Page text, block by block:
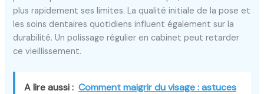
plus rapidement ses limites. La qualité initiale de la pose et
les soins dentaires quotidiens influent également sur la
durabilité. Un polissage régulier en cabinet peut retarder
ce vieillissement.
A lire aussi : Comment maigrir du visage : astuces